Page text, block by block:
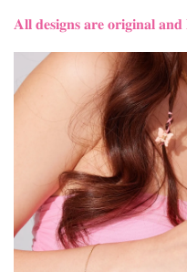
𝐀𝐥𝐥 𝐝𝐞𝐬𝐢𝐠𝐧𝐬 𝐚𝐫𝐞 𝐨𝐫𝐢𝐠𝐢𝐧𝐚𝐥